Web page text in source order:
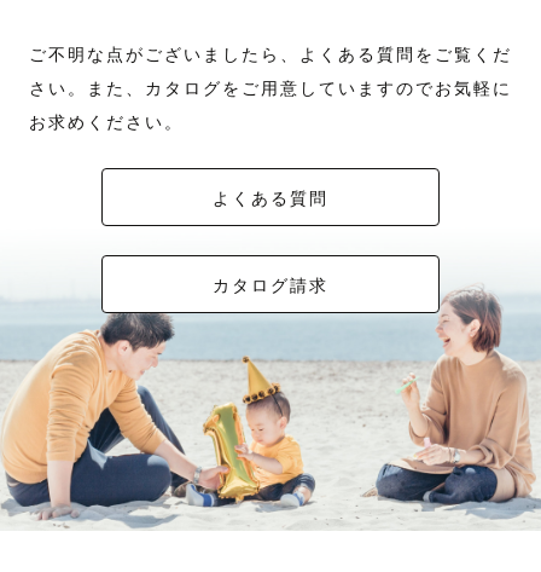
ご不明な点がございましたら、よくある質問をご覧くだ
さい。また、カタログをご用意していますのでお気軽に
お求めください。
よくある質問
カタログ請求